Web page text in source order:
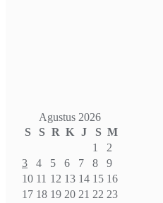
Agustus 2026
S
S R K J S M
1
2
3
4 5 6 7 8
9
10 11 12 13 14 15 16
17 18 19 20 21 22 23